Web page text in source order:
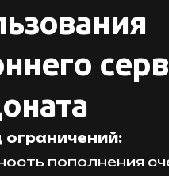
ограничений:
пополнения